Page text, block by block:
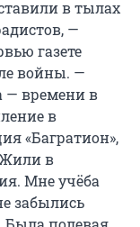
в тылах
—
газете
войны. —
— времени в
в
«Багратион»,
Жили в
Мне учёба
забылись